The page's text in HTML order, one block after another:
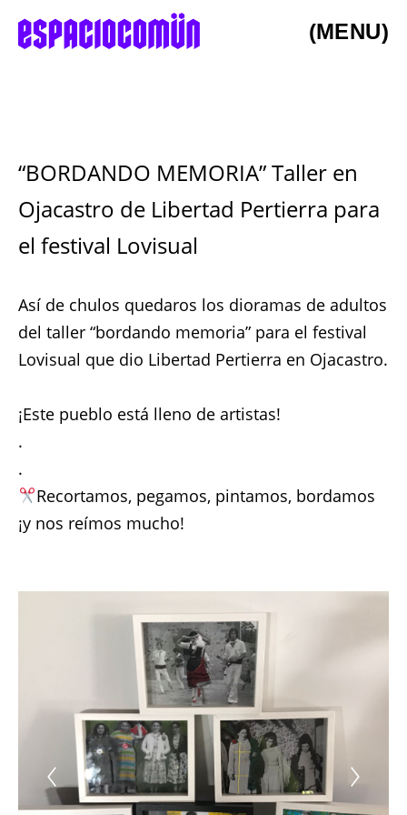
(MENU)
“BORDANDO MEMORIA” Taller en
Ojacastro de Libertad Pertierra para
el festival Lovisual
Así de chulos quedaros los dioramas de adultos
del taller “bordando memoria” para el festival
Lovisual que dio Libertad Pertierra en Ojacastro.
¡Este pueblo está lleno de artistas!
.
.
Recortamos, pegamos, pintamos, bordamos
¡y nos reímos mucho!